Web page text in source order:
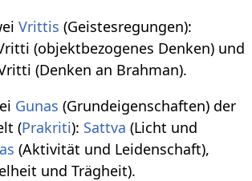
Vrittis (Geistesregungen):
(objektbezogenes Denken) und
(Denken an Brahman).
Gunas (Grundeigenschaften) der
(Prakriti): Sattva (Licht und
(Aktivität und Leidenschaft),
und Trägheit).